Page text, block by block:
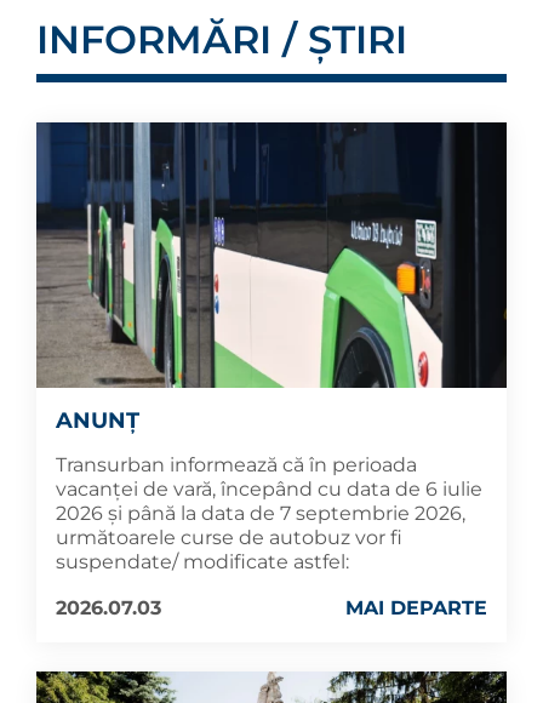
INFORMĂRI / ȘTIRI
ANUNȚ
Transurban informează că în perioada
vacanței de vară, începând cu data de 6 iulie
2026 și până la data de 7 septembrie 2026,
următoarele curse de autobuz vor fi
suspendate/ modificate astfel:
2026.07.03
MAI DEPARTE